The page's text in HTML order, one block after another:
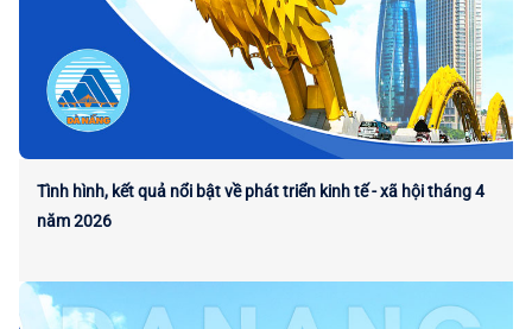
Tình hình, kết quả nổi bật về phát triển kinh tế - xã hội tháng 4
năm 2026